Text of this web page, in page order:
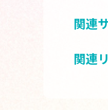
関連
関連